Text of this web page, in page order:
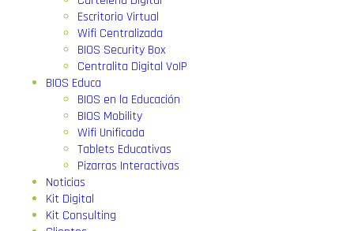
Escritorio Virtual
Wifi Centralizada
BIOS Security Box
Centralita Digital VoIP
BIOS Educa
BIOS en la Educación
BIOS Mobility
Wifi Unificada
Tablets Educativas
Pizarras Interactivas
Noticias
Kit Digital
Kit Consulting